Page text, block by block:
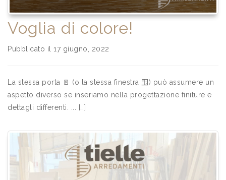
Voglia di colore!
Pubblicato il 17 giugno, 2022
La stessa porta 🚪 (o la stessa finestra 🪟) può assumere un
aspetto diverso se inseriamo nella progettazione finiture e
dettagli differenti. ... […]